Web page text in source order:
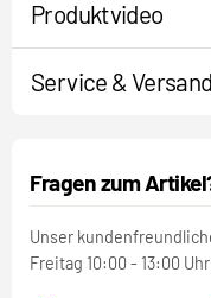
Produktvideo
Service & Versand
Fragen zum
Unser
Freitag 10:00 - 13:00